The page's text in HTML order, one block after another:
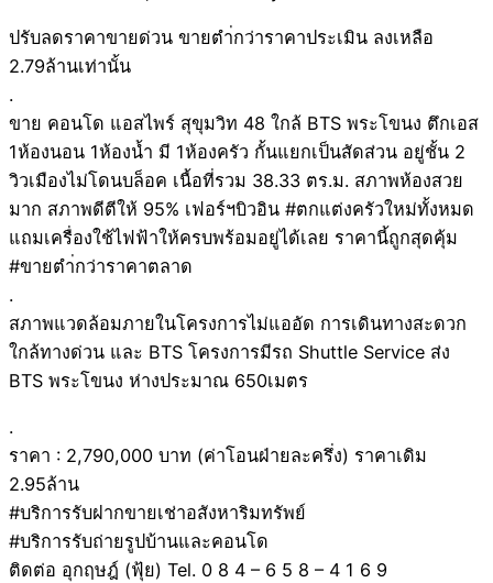
ปรับลดราคาขายด่วน ขายตำ่กว่าราคาประเมิน ลงเหลือ
2.79ล้านเท่านั้น
.
ขาย คอนโด แอสไพร์ สุขุมวิท 48 ใกล้ BTS พระโขนง ตึกเอส
1ห้องนอน 1ห้องน้ำ มี 1ห้องครัว กั้นแยกเป็นสัดส่วน อยู่ชั้น 2
วิวเมืองไม่โดนบล็อค เนื้อที่รวม 38.33 ตร.ม. สภาพห้องสวย
มาก สภาพดีตีให้ 95% เฟอร์ฯบิวอิน #ตกแต่งครัวใหม่ทั้งหมด
แถมเครื่องใช้ไฟฟ้าให้ครบพร้อมอยู่ได้เลย ราคานี้ถูกสุดคุ้ม
#ขายตำ่กว่าราคาตลาด
.
สภาพแวดล้อมภายในโครงการไม่แออัด การเดินทางสะดวก
ใกล้ทางด่วน และ BTS โครงการมีรถ Shuttle Service ส่ง
BTS พระโขนง ห่างประมาณ 650เมตร
.
ราคา : 2,790,000 บาท (ค่าโอนฝ่ายละครึ่ง) ราคาเดิม
2.95ล้าน
#บริการรับฝากขายเช่าอสังหาริมทรัพย์
#บริการรับถ่ายรูปบ้านและคอนโด
ติดต่อ อุกฤษฎ์ (ฟุ้ย) Tel. 0 8 4 – 6 5 8 – 4 1 6 9